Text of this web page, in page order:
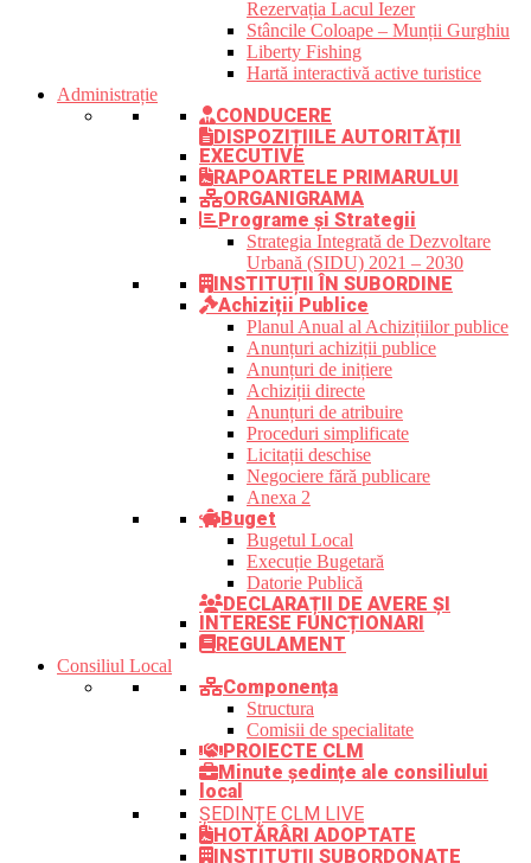
Rezervația Lacul Iezer
Stâncile Coloape – Munții Gurghiu
Liberty Fishing
Hartă interactivă active turistice
Administrație
CONDUCERE
DISPOZIȚIILE AUTORITĂȚII
EXECUTIVE
RAPOARTELE PRIMARULUI
ORGANIGRAMA
Programe și Strategii
Strategia Integrată de Dezvoltare
Urbană (SIDU) 2021 – 2030
INSTITUȚII ÎN SUBORDINE
Achiziții Publice
Planul Anual al Achizițiilor publice
Anunțuri achiziții publice
Anunțuri de inițiere
Achiziții directe
Anunțuri de atribuire
Proceduri simplificate
Licitații deschise
Negociere fără publicare
Anexa 2
Buget
Bugetul Local
Execuție Bugetară
Datorie Publică
DECLARAȚII DE AVERE ȘI
INTERESE FUNCȚIONARI
REGULAMENT
Consiliul Local
Componența
Structura
Comisii de specialitate
PROIECTE CLM
Minute ședințe ale consiliului
local
ȘEDINȚE CLM LIVE
HOTĂRÂRI ADOPTATE
INSTITUȚII SUBORDONATE